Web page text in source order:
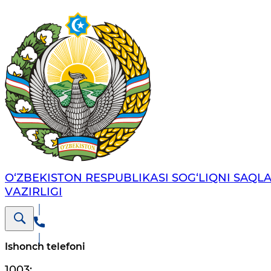
O‘ZBЕKISTОN RЕSPUBLIKАSI SОG‘LIQNI
VАZIRLIGI
Ishonch telefoni